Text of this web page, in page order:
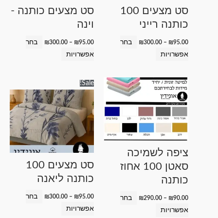
סט מצעים 100
כותנה רייני
₪95.00
–
₪300.00
בחר
אפשרויות
את
האפשרויות
סט מצעים כותנה -
וינה
₪95.00
–
₪300.00
בחר
אפשרויות
את
ציפה לשמיכה
סאטן 100 אחוז
כותנה
₪90.00
–
₪290.00
טווח
מחירים:
עד
בחר
אפשרויות
למוצר
יש
מספר
סוגים.
לבחור
את
Sale!
סט מצעים 100
כותנה ליאנה
₪95.00
–
₪300.00
מחירים:
⁦₪95.00⁩
עד
⁦₪300.00⁩
בחר
אפשרויות
זה
יש
מספר
סוגים.
ניתן
את
האפשרויות
בעמוד